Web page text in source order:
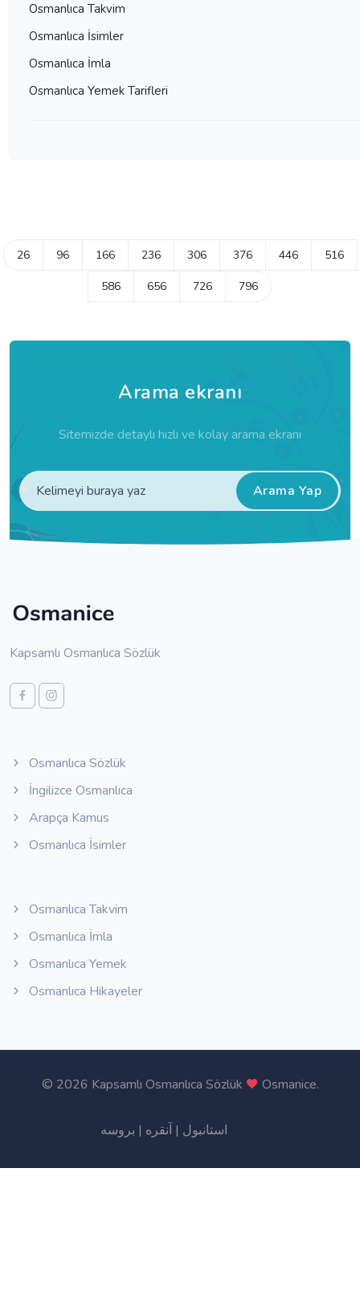
Osmanlıca Takvim
Osmanlıca İsimler
Osmanlıca İmla
Osmanlıca Yemek Tarifleri
26 96 166 236 306 376 446 516
586 656 726 796
Arama ekranı
Sitemizde detaylı hızlı ve kolay arama ekranı
Arama Yap
Kapsamlı Osmanlıca Sözlük
Osmanlıca Sözlük
İngilizce Osmanlıca
Arapça Kamus
Osmanlıca İsimler
Osmanlıca Takvim
Osmanlıca İmla
Osmanlıca Yemek
Osmanlıca Hikayeler
© 2026 Kapsamlı Osmanlıca Sözlük Osmanice.
استانبول | آنقره | بروسه